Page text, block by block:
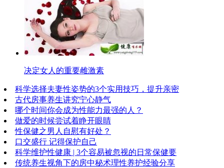
决定女人的重要雌激素
科学选择夫妻性姿势的3个实用技巧，提升亲密
古代房事养生讲究宁心静气
哪个时间你会成为性能力最强的人？
做爱的时候尝试着睁开眼睛
性保健之男人自慰有好处？
口交盛行 记得保护自己
科学维护性健康 | 3个容易被忽视的日常保健要
传统养生视角下的房中秘术理性养护经验分享